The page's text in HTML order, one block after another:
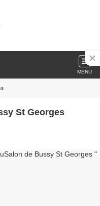
MENU
St Georges